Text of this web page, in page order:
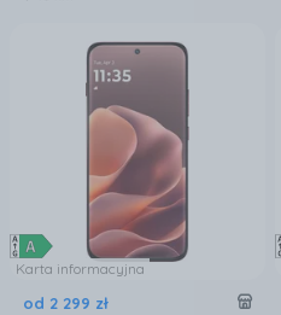
Karta informacyjna
od 2 299 zł